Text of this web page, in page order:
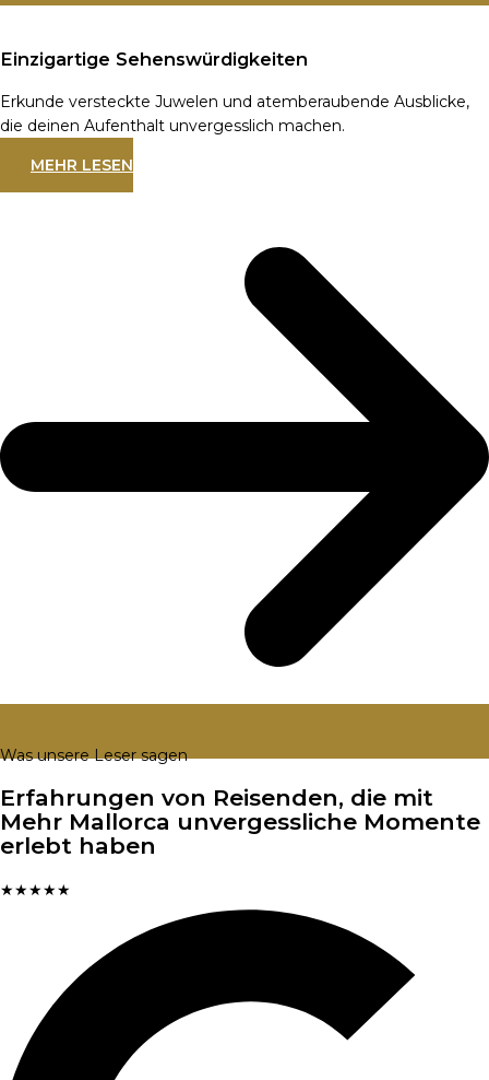
Einzigartige Sehenswürdigkeiten
Erkunde versteckte Juwelen und atemberaubende Ausblicke,
die deinen Aufenthalt unvergesslich machen.
MEHR LESEN
Was unsere Leser sagen
Erfahrungen von Reisenden, die mit
Mehr Mallorca unvergessliche Momente
erlebt haben
★★★★★